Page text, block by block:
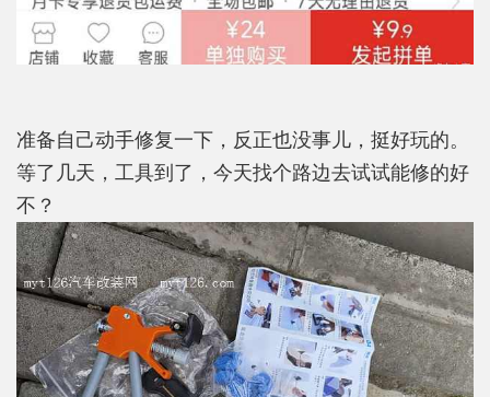
准备自己动手修复一下，反正也没事儿，挺好玩的。
等了几天，工具到了，今天找个路边去试试能修的好
不？